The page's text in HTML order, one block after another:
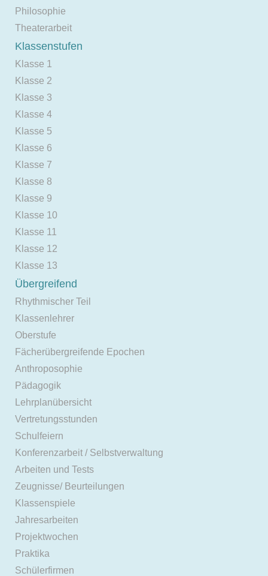
Philosophie
Theaterarbeit
Klassenstufen
Klasse 1
Klasse 2
Klasse 3
Klasse 4
Klasse 5
Klasse 6
Klasse 7
Klasse 8
Klasse 9
Klasse 10
Klasse 11
Klasse 12
Klasse 13
Übergreifend
Rhythmischer Teil
Klassenlehrer
Oberstufe
Fächerübergreifende Epochen
Anthroposophie
Pädagogik
Lehrplanübersicht
Vertretungsstunden
Schulfeiern
Konferenzarbeit / Selbstverwaltung
Arbeiten und Tests
Zeugnisse/ Beurteilungen
Klassenspiele
Jahresarbeiten
Projektwochen
Praktika
Schülerfirmen